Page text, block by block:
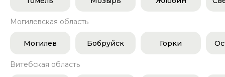
Могилевская область
Могилев Бобруйск Горки
Витебская область